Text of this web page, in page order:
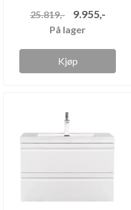
25.819,- 9.955,-
På lager
Kjøp